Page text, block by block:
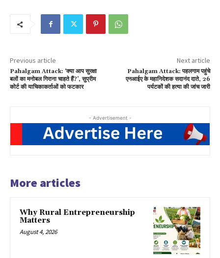
Previous article
Pahalgam Attack: ‘क्या आप सुरक्षा
बलों का मनोबल गिराना चाहते हैं?’, सुप्रीम
कोर्ट की याचिकाकर्ताओं को फटकार
Next article
Pahalgam Attack: पहलगाम पहुंचे
एनआईए के महानिदेशक सदानंद दाते, 26
पर्यटकों की हत्या की जांच जारी
- Advertisement -
More articles
Why Rural Entrepreneurship
Matters
August 4, 2026